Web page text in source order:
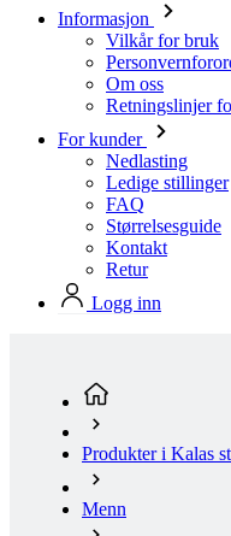
For kunder
Nedlasting
Ledige stillinger
FAQ
Størrelsesguide
Kontakt
Retur
Logg inn
Menn
Sykling
Sokker